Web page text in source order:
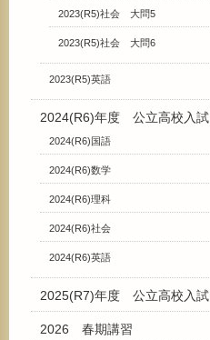
2023(R5)社会 大問5
2023(R5)社会 大問6
2023(R5)英語
2024(R6)年度 公立高校入試
2024(R6)国語
2024(R6)数学
2024(R6)理科
2024(R6)社会
2024(R6)英語
2025(R7)年度 公立高校入試
2026 春期講習